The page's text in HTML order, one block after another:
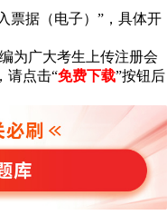
票据（电子）”，具体开
为广大考生上传注册会
请点击“免费下载”按钮后